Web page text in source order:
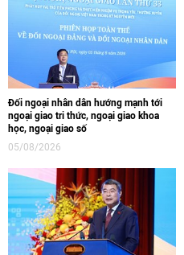
Đối ngoại nhân dân hướng mạnh tới
ngoại giao tri thức, ngoại giao khoa
học, ngoại giao số
05/08/2026